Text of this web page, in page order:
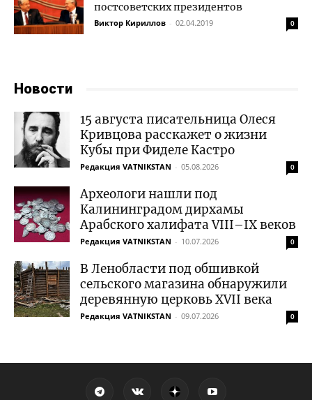
постсоветских президентов
Виктор Кириллов - 02.04.2019 0
Новости
15 августа писательница Олеся
Кривцова расскажет о жизни
Кубы при Фиделе Кастро
Редакция VATNIKSTAN - 05.08.2026 0
Археологи нашли под
Калининградом дирхамы
Арабского халифата VIII–IX веков
Редакция VATNIKSTAN - 10.07.2026 0
В Ленобласти под обшивкой
сельского магазина обнаружили
деревянную церковь XVII века
Редакция VATNIKSTAN - 09.07.2026 0